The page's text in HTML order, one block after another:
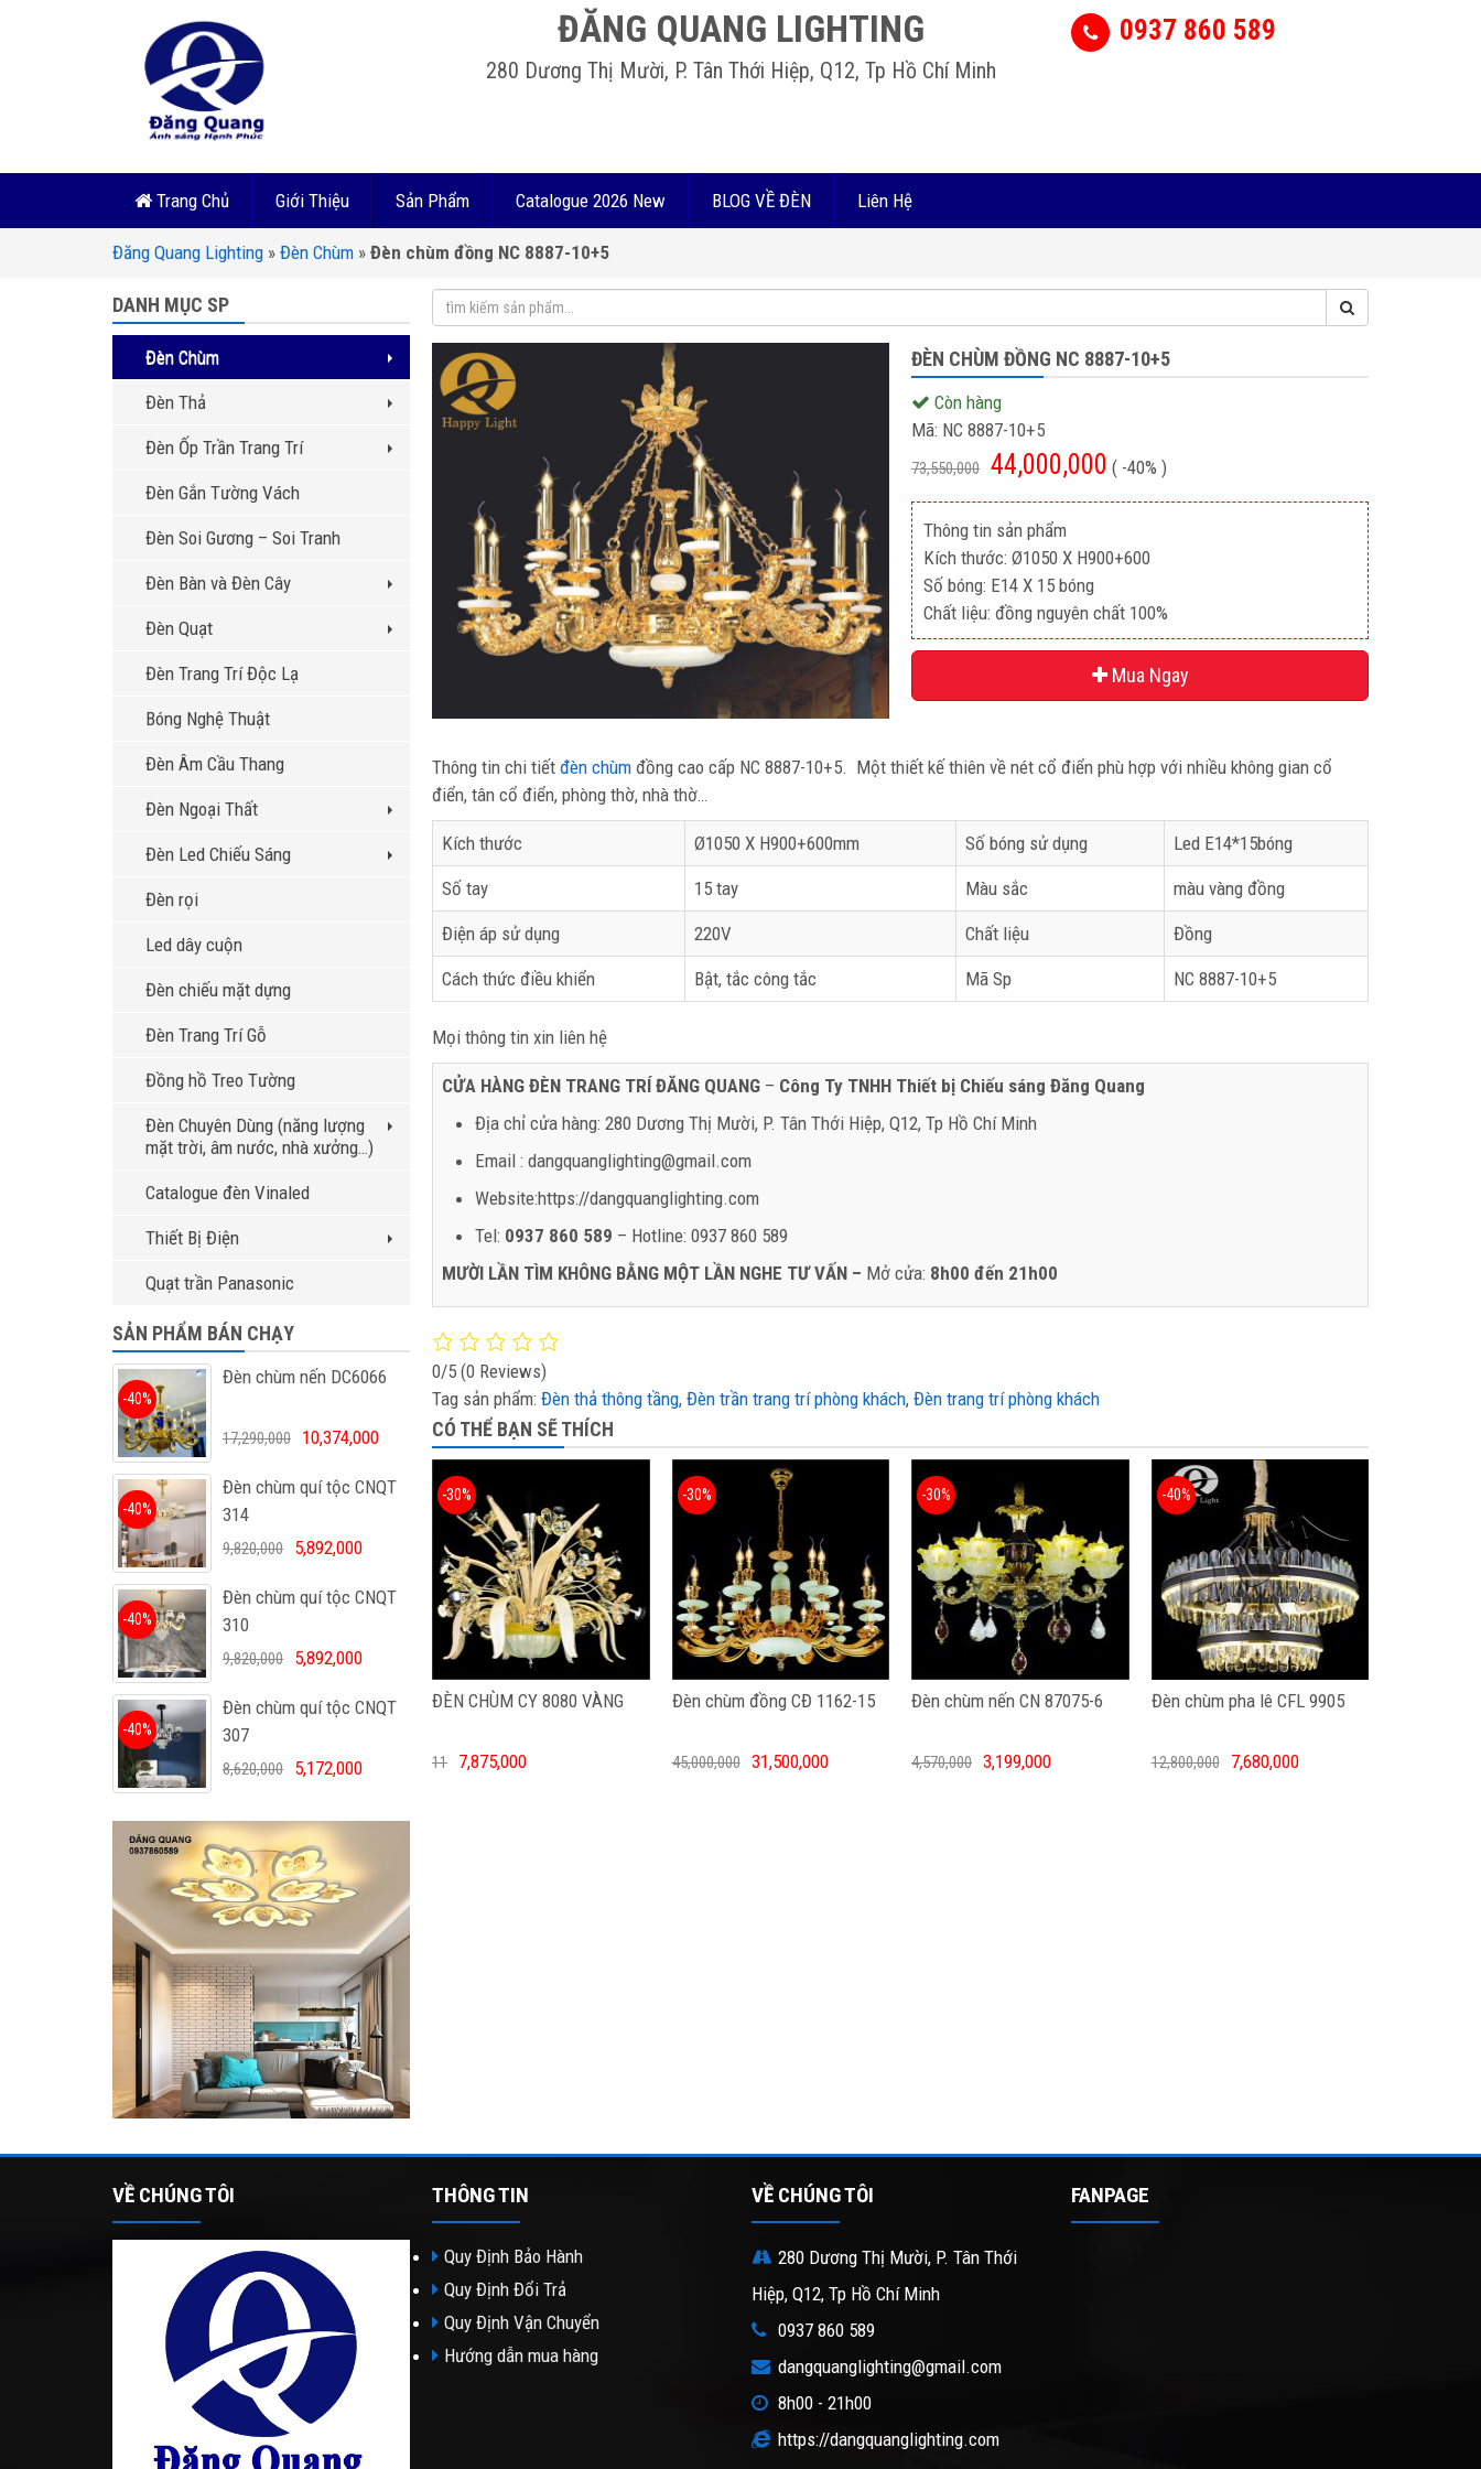
ĐĂNG QUANG LIGHTING
280 Dương Thị Mười, P. Tân Thới Hiệp, Q12, Tp Hồ Chí Minh
0937 860 589
Trang Chủ Giới Thiệu Sản Phẩm Catalogue 2026 New BLOG VỀ ĐÈN Liên Hệ
Đăng Quang Lighting » Đèn Chùm » Đèn chùm đồng NC 8887-10+5
ĐÈN CHÙM ĐỒNG NC 8887-10+5
Còn hàng
Mã: NC 8887-10+5
73,550,000 44,000,000 ( -40% )
Thông tin sản phẩm
Kích thước: Ø1050 X H900+600
Số bóng: E14 X 15 bóng
Chất liệu: đồng nguyên chất 100%
Mua Ngay
Thông tin chi tiết đèn chùm đồng cao cấp NC 8887-10+5. Một thiết kế thiên về nét cổ điển phù hợp với nhiều không gian cổ
điển, tân cổ điển, phòng thờ, nhà thờ…
Kích thước Ø1050 X H900+600mm Số bóng sử dụng Led E14*15bóng
Số tay 15 tay Màu sắc màu vàng đồng
Điện áp sử dụng 220V Chất liệu Đồng
Cách thức điều khiển Bật, tắc công tắc Mã Sp NC 8887-10+5
Mọi thông tin xin liên hệ
CỬA HÀNG ĐÈN TRANG TRÍ ĐĂNG QUANG – Công Ty TNHH Thiết bị Chiếu sáng Đăng Quang
Địa chỉ cửa hàng: 280 Dương Thị Mười, P. Tân Thới Hiệp, Q12, Tp Hồ Chí Minh
Email : dangquanglighting@gmail.com
Website:https://dangquanglighting.com
Tel: 0937 860 589 – Hotline: 0937 860 589
MƯỜI LẦN TÌM KHÔNG BẰNG MỘT LẦN NGHE TƯ VẤN – Mở cửa: 8h00 đến 21h00
0/5 (0 Reviews)
Tag sản phẩm: Đèn thả thông tầng, Đèn trần trang trí phòng khách, Đèn trang trí phòng khách
CÓ THỂ BẠN SẼ THÍCH
ĐÈN CHÙM CY 8080 VÀNG
-30%
11 7,875,000
Đèn chùm đồng CĐ 1162-15
-30%
45,000,000 31,500,000
Đèn chùm nến CN 87075-6
-30%
4,570,000 3,199,000
Đèn chùm pha lê CFL 9905
-40%
12,800,000 7,680,000
DANH MỤC SP
Đèn Chùm
Đèn Thả
Đèn Ốp Trần Trang Trí
Đèn Gắn Tường Vách
Đèn Soi Gương – Soi Tranh
Đèn Bàn và Đèn Cây
Đèn Quạt
Đèn Trang Trí Độc Lạ
Bóng Nghệ Thuật
Đèn Âm Cầu Thang
Đèn Ngoại Thất
Đèn Led Chiếu Sáng
Đèn rọi
Led dây cuộn
Đèn chiếu mặt dựng
Đèn Trang Trí Gỗ
Đồng hồ Treo Tường
Đèn Chuyên Dùng (năng lượng
mặt trời, âm nước, nhà xưởng…)
Catalogue đèn Vinaled
Thiết Bị Điện
Quạt trần Panasonic
SẢN PHẨM BÁN CHẠY
Đèn chùm nến DC6066
-40%
17,290,000 10,374,000
Đèn chùm quí tộc CNQT
314
-40%
9,820,000 5,892,000
Đèn chùm quí tộc CNQT
310
-40%
9,820,000 5,892,000
Đèn chùm quí tộc CNQT
307
-40%
8,620,000 5,172,000
VỀ CHÚNG TÔI THÔNG TIN
Quy Định Bảo Hành
Quy Định Đổi Trả
Quy Định Vận Chuyển
Hướng dẫn mua hàng
VỀ CHÚNG TÔI
280 Dương Thị Mười, P. Tân Thới
Hiệp, Q12, Tp Hồ Chí Minh
0937 860 589
dangquanglighting@gmail.com
8h00 - 21h00
https://dangquanglighting.com
FANPAGE